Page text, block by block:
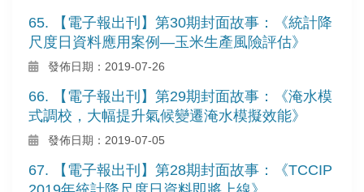
65. 【電子報出刊】第30期封面故事：《統計降
尺度日資料應用案例—玉米生產風險評估》
發佈日期：2019-07-26
66. 【電子報出刊】第29期封面故事：《淹水模
式調校，大幅提升氣候變遷淹水模擬效能》
發佈日期：2019-07-05
67. 【電子報出刊】第28期封面故事：《TCCIP